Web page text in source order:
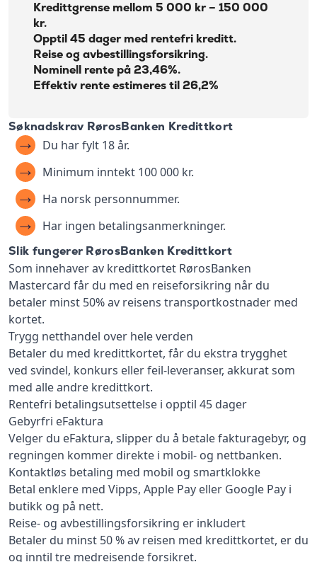
Kredittgrense mellom 5 000 kr – 150 000
kr.
Opptil 45 dager med rentefri kreditt.
Reise og avbestillingsforsikring.
Nominell rente på 23,46%.
Effektiv rente estimeres til 26,2%
Søknadskrav RørosBanken Kredittkort
Du har fylt 18 år.
Minimum inntekt 100 000 kr.
Ha norsk personnummer.
Har ingen betalingsanmerkninger.
Slik fungerer RørosBanken Kredittkort
Som innehaver av kredittkortet RørosBanken
Mastercard får du med en reiseforsikring når du
betaler minst 50% av reisens transportkostnader med
kortet.
Trygg netthandel over hele verden
Betaler du med kredittkortet, får du ekstra trygghet
ved svindel, konkurs eller feil-leveranser, akkurat som
med alle andre kredittkort.
Rentefri betalingsutsettelse i opptil 45 dager
Gebyrfri eFaktura
Velger du eFaktura, slipper du å betale fakturagebyr, og
regningen kommer direkte i mobil- og nettbanken.
Kontaktløs betaling med mobil og smartklokke
Betal enklere med Vipps, Apple Pay eller Google Pay i
butikk og på nett.
Reise- og avbestillingsforsikring er inkludert
Betaler du minst 50 % av reisen med kredittkortet, er du
og inntil tre medreisende forsikret.